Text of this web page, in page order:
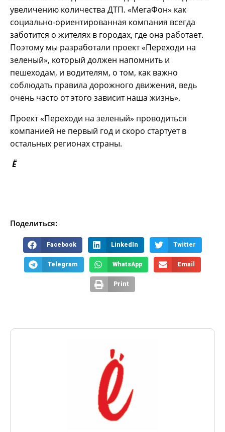
увеличению количества ДТП. «МегаФон» как
социально-ориентированная компания всегда
заботится о жителях в городах, где она работает.
Поэтому мы разработали проект «Переходи на
зеленый», который должен напомнить и
пешеходам, и водителям, о том, как важно
соблюдать правила дорожного движения, ведь
очень часто от этого зависит наша жизнь».
Проект «Переходи на зеленый» проводиться
компанией не первый год и скоро стартует в
остальных регионах страны.
Ё
Поделиться:
Facebook LinkedIn Twitter
Telegram WhatsApp Email
Print